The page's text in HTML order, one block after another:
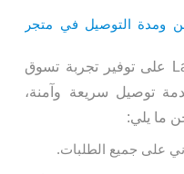
ومدة التوصيل في متجر
يحرص متجر Lacoste على توفير تجربة تسوق
توصيل سريعة وآمنة،
ما يلي:
على جميع الطلبات.